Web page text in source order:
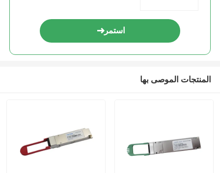
استمر
المنتجات الموصى بها